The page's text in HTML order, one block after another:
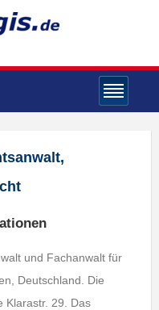
und Fachanwalt für
Deutschland. Die
Klarastr. 29. Das